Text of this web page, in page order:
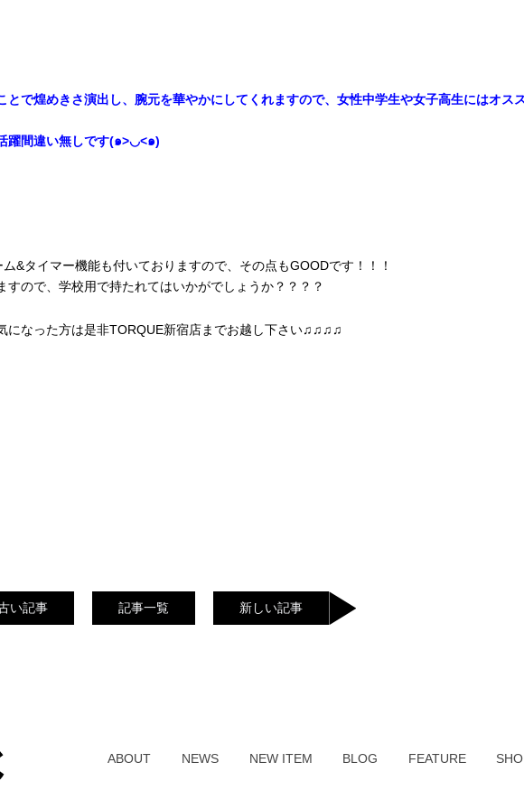
とで煌めきさ演出し、腕元を華やかにしてくれますので、女性中学生や女子高生にはオス
躍間違い無しです(๑>◡<๑)
&タイマー機能も付いておりますので、その点もGOODです！！！
ので、学校用で持たれてはいかがでしょうか？？？？
になった方は是非TORQUE新宿店までお越し下さい♫♫♫♫
い記事 記事一覧 新しい記事
ABOUT NEWS NEW ITEM BLOG FEATURE